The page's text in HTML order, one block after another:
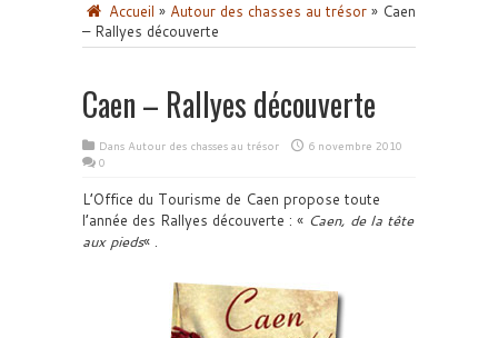
Accueil » Autour des chasses au trésor » Caen
– Rallyes découverte
Caen – Rallyes découverte
Dans Autour des chasses au trésor
6 novembre 2010
0
L’Office du Tourisme de Caen propose toute
l’année des Rallyes découverte : « Caen, de la tête
aux pieds« .